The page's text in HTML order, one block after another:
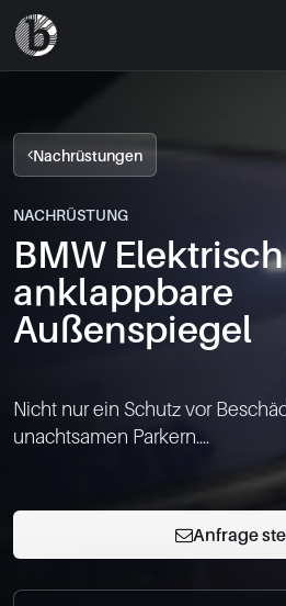
Nachrüsten
News
FAQ
Kontakt
info@bimmer-manufaktur.de
Nachrüstungen
NACHRÜSTUNG
BMW Elektrisch
anklappbare
Außenspiegel
Nicht nur ein Schutz vor
unachtsamen Parkern....
Anfrage